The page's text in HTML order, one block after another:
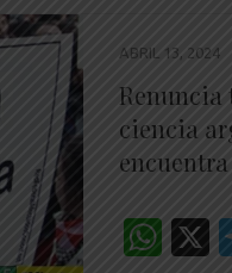
ABRIL 13, 2024
Renuncia
ciencia
X